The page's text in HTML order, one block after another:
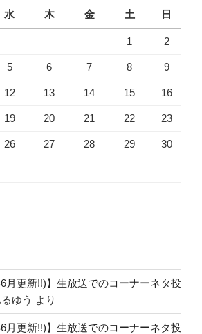
水 木 金 土 日
1 2
5 6 7 8 9
12 13 14 15 16
19 20 21 22 23
26 27 28 29 30
6月更新!!)】生放送でのコーナーネタ投
ゆう より
6月更新!!)】生放送でのコーナーネタ投